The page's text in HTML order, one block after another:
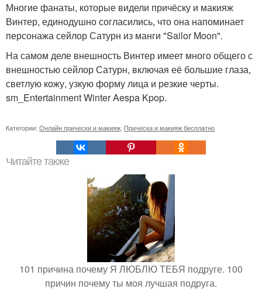
Многие фанаты, которые видели причёску и макияж
Винтер, единодушно согласились, что она напоминает
персонажа сейлор Сатурн из манги "Sailor Moon".
На самом деле внешность Винтер имеет много общего с
внешностью сейлор Сатурн, включая её большие глаза,
светлую кожу, узкую форму лица и резкие черты.
sm_Entertainment Winter Aespa Kpop.
Категории: Онлайн прически и макияж Прическа и макияж бесплатно
Читайте также
101 причина почему Я ЛЮБЛЮ ТЕБЯ подруге. 100
причин почему ты моя лучшая подруга.